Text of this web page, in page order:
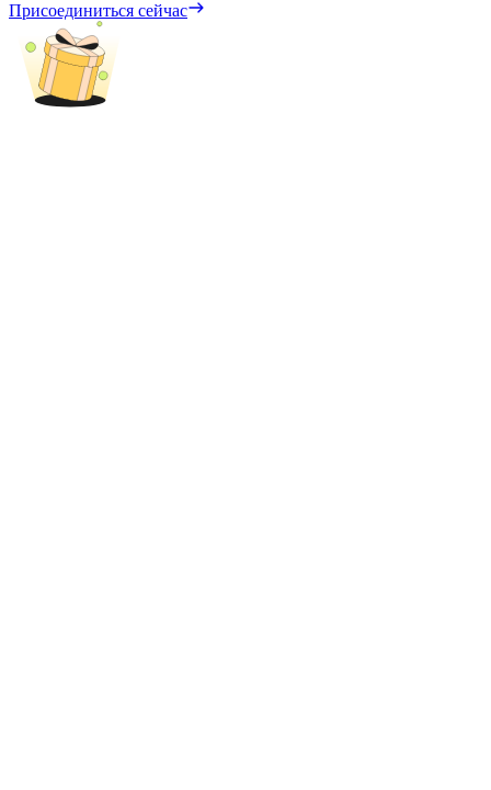
Блокировки BTR
Эксклюзивные инвестиции для владельцев BTR
Присоединиться сейчас